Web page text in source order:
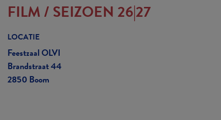
FILM / SEIZOEN 26|27
LOCATIE
Feestzaal OLVI
Brandstraat 44
2850 Boom